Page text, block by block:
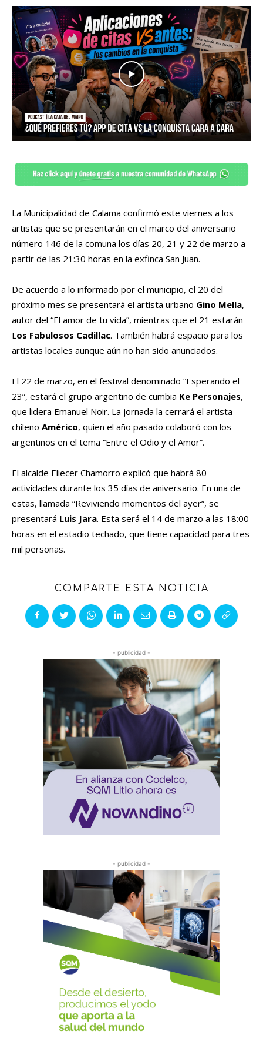
La Municipalidad de Calama confirmó este viernes a los
artistas que se presentarán en el marco del aniversario
número 146 de la comuna los días 20, 21 y 22 de marzo a
partir de las 21:30 horas en la exfinca San Juan.
De acuerdo a lo informado por el municipio, el 20 del
próximo mes se presentará el artista urbano Gino Mella,
autor del “El amor de tu vida”, mientras que el 21 estarán
Los Fabulosos Cadillac. También habrá espacio para los
artistas locales aunque aún no han sido anunciados.
El 22 de marzo, en el festival denominado “Esperando el
23”, estará el grupo argentino de cumbia Ke Personajes,
que lidera Emanuel Noir. La jornada la cerrará el artista
chileno Américo, quien el año pasado colaboró con los
argentinos en el tema “Entre el Odio y el Amor”.
El alcalde Eliecer Chamorro explicó que habrá 80
actividades durante los 35 días de aniversario. En una de
estas, llamada “Reviviendo momentos del ayer”, se
presentará Luis Jara. Esta será el 14 de marzo a las 18:00
horas en el estadio techado, que tiene capacidad para tres
mil personas.
COMPARTE ESTA NOTICIA
- publicidad -
- publicidad -